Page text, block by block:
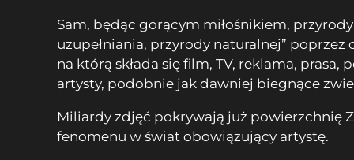
Sam, będąc gorącym miłośnikiem,
uzupełniania, przyrody naturalnej”
na którą składa się film, TV, reklama,
artysty, podobnie jak dawniej biegnące
Miliardy zdjęć pokrywają już powierzchnię
fenomenu w świat obowiązujący artystę.